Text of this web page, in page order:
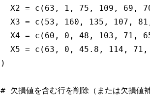
X2 = c(63, 1, 75, 109, 69,
X3 = c(53, 160, 135, 107,
X4 = c(60, 0, 48, 103, 71,
X5 = c(63, 0, 45.8, 114,
)
# 欠損値を含む行を削除（または欠損値